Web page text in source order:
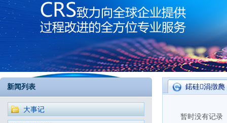
鍩硅涓撴爮
暂时没有记录
新闻列表
大事记